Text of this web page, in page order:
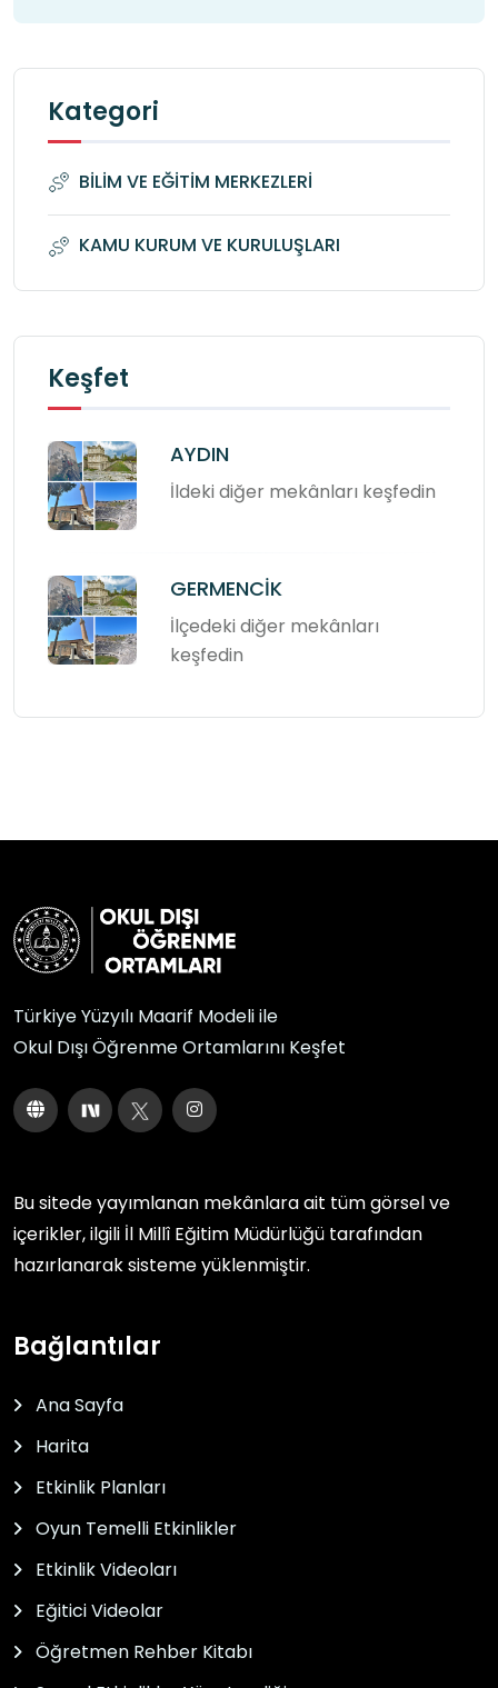
Kategori
BİLİM VE EĞİTİM MERKEZLERİ
KAMU KURUM VE KURULUŞLARI
Keşfet
AYDIN
İldeki diğer mekânları keşfedin
GERMENCİK
İlçedeki diğer mekânları
keşfedin
Türkiye Yüzyılı Maarif Modeli ile
Okul Dışı Öğrenme Ortamlarını Keşfet
Bu sitede yayımlanan mekânlara ait tüm görsel ve
içerikler, ilgili İl Millî Eğitim Müdürlüğü tarafından
hazırlanarak sisteme yüklenmiştir.
Bağlantılar
Ana Sayfa
Harita
Etkinlik Planları
Oyun Temelli Etkinlikler
Etkinlik Videoları
Eğitici Videolar
Öğretmen Rehber Kitabı